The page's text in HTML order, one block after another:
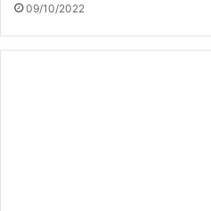
09/10/2022